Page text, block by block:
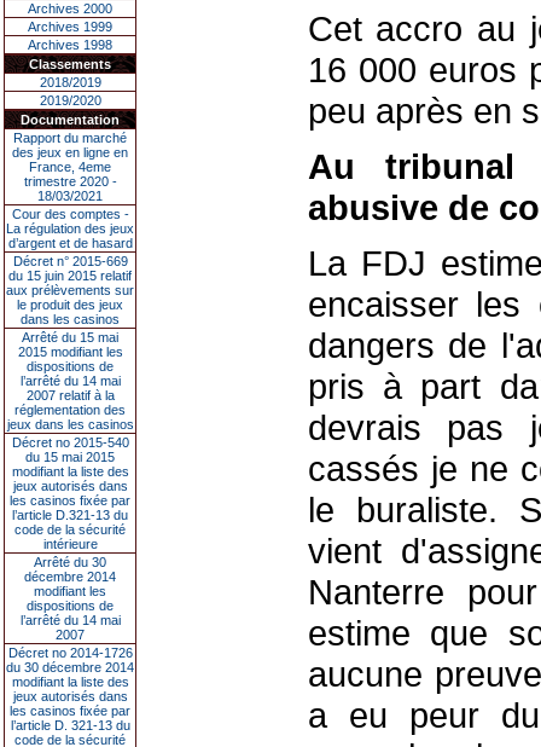
Archives 2000
Archives 1999
Archives 1998
Classements
2018/2019
2019/2020
Documentation
Rapport du marché
des jeux en ligne en
France, 4eme
trimestre 2020 -
18/03/2021
Cour des comptes -
La régulation des jeux
d’argent et de hasard
Décret n° 2015-669
du 15 juin 2015 relatif
aux prélèvements sur
le produit des jeux
dans les casinos
Arrêté du 15 mai
2015 modifiant les
dispositions de
l’arrêté du 14 mai
2007 relatif à la
réglementation des
jeux dans les casinos
Décret no 2015-540
du 15 mai 2015
modifiant la liste des
jeux autorisés dans
les casinos fixée par
l’article D.321-13 du
code de la sécurité
intérieure
Arrêté du 30
décembre 2014
modifiant les
dispositions de
l’arrêté du 14 mai
2007
Décret no 2014-1726
du 30 décembre 2014
modifiant la liste des
jeux autorisés dans
les casinos fixée par
l’article D. 321-13 du
code de la sécurité
Cet accro au
16 000 euros
peu après en
Au tribunal
abusive de
La FDJ
encaisser les
dangers de
pris à part
devrais pas
cassés je ne
le buraliste.
vient
Nanterre
estime que
aucune
a eu peur